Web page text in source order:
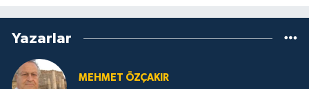
Yazarlar
MEHMET ÖZÇAKIR